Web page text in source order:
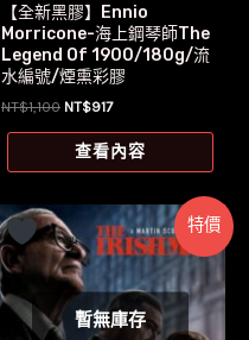
【全新黑膠】Ennio
Morricone-海上鋼琴師The
Legend Of 1900/180g/流
水編號/煙熏彩膠
NT$1,100 原
價
格：
NT$917目
價
格：
查看內容
特價
暫無庫存